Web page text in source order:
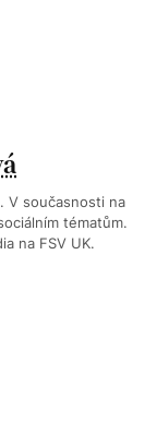
V současnosti na
tématům.
na FSV UK.